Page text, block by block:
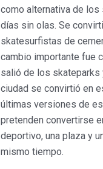
como alternativa de
días sin olas. Se
skatesurfistas de
cambio importante fue
salió de los skateparks
ciudad se convirtió en
últimas versiones de
pretenden convertirse
deportivo, una plaza y
mismo tiempo.